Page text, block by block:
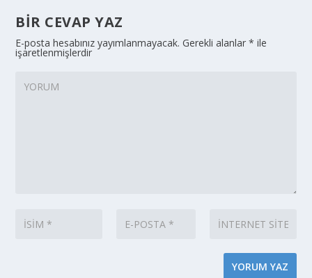
BIR CEVAP YAZ
E-posta hesabınız yayımlanmayacak. Gerekli alanlar* ile
işaretlenmişlerdir